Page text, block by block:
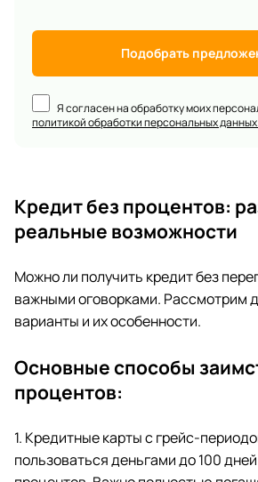
Подобрать
Я согласен на обработку моих
политикой обработки персональных данных
Кредит без процентов:
реальные возможности
Можно ли получить кредит без
важными оговорками. Рассмотрим
варианты и их особенности.
Основные способы
процентов:
1. Кредитные карты с грейс-
пользоваться деньгами до 100